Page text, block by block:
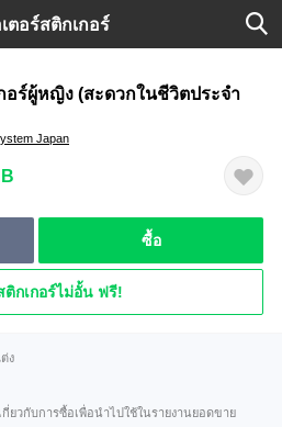
ตอร์สติกเกอร์
อร์ผู้หญิง (สะดวกในชีวิตประจำ
Japan
ซื้อ
ติกเกอร์ไม่อั้น ฟรี!
ง
กี่ยวกับการซื้อเพื่อนำไปใช้ในรายงานยอดขาย